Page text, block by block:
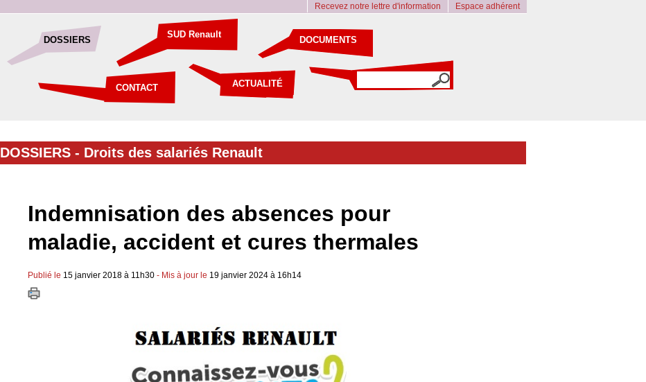
Espace adhérent
Recevez notre lettre d'information
SUD Renault
ACTUALITÉ
DOSSIERS
CONTACT
DOCUMENTS
DOSSIERS - Droits des salariés Renault
Indemnisation des absences pour
maladie, accident et cures thermales
Publié le 15 janvier 2018 à 11h30 - Mis à jour le 19 janvier 2024 à 16h14